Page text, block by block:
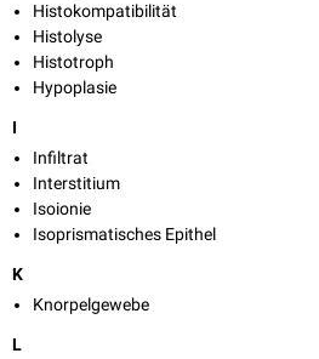
Histokompatibilität
Histolyse
Histotroph
Hypoplasie
I
Infiltrat
Interstitium
Isoionie
Isoprismatisches Epithel
K
Knorpelgewebe
L